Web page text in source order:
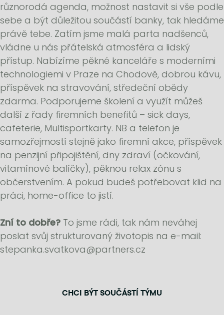
různorodá agenda, možnost nastavit si vše podle
sebe a být důležitou součástí banky, tak hledáme
právě tebe. Zatím jsme malá parta nadšenců,
vládne u nás přátelská atmosféra a lidský
přístup. Nabízíme pěkné kanceláře s moderními
technologiemi v Praze na Chodově, dobrou kávu,
příspěvek na stravování, středeční obědy
zdarma. Podporujeme školení a využít můžeš
další z řady firemních benefitů – sick days,
cafeterie, Multisportkarty. NB a telefon je
samozřejmostí stejně jako firemní akce, příspěvek
na penzijní připojištění, dny zdraví (očkování,
vitamínové balíčky), pěknou relax zónu s
občerstvením. A pokud budeš potřebovat klid na
práci, home-office to jistí.
Zní to dobře? To jsme rádi, tak nám neváhej
poslat svůj strukturovaný životopis na e-mail:
stepanka.svatkova@partners.cz
CHCI BÝT SOUČÁSTÍ TÝMU